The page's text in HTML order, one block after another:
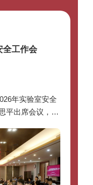
全工作会
年实验室安全
平出席会议，资
、珠海校区、各